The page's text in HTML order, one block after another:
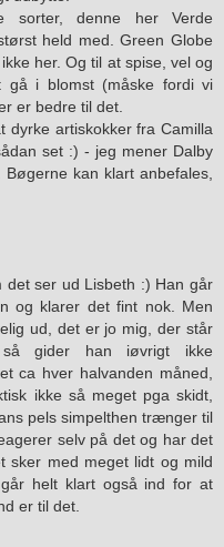
sorter, denne her Verde
held med. Green Globe
her. Og til at spise, vel og
i blomst (måske fordi vi
er bedre til det.
dyrke artiskokker fra Camilla
set :) - jeg mener Dalby
kan klart anbefales,
det ser ud Lisbeth :) Han går
og klarer det fint nok. Men
ud, det er jo mig, der står
gider han iøvrigt ikke
ca hver halvanden måned,
ikke så meget pga skidt,
pels simpelthen trænger til
selv på det og har det
sker med meget lidt og mild
helt klart også ind for at
er til det.